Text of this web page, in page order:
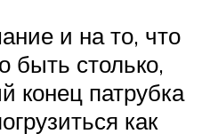
и на то, что
быть столько,
конец патрубка
как